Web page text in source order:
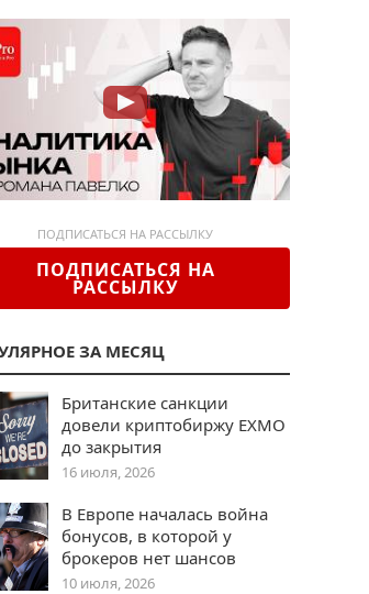
ПОДПИСАТЬСЯ НА РАССЫЛКУ
ПОДПИСАТЬСЯ НА
РАССЫЛКУ
ЗА МЕСЯЦ
Британские санкции
довели криптобиржу EXMO
до закрытия
16 июля, 2026
В Европе началась война
бонусов, в которой у
брокеров нет шансов
10 июля, 2026